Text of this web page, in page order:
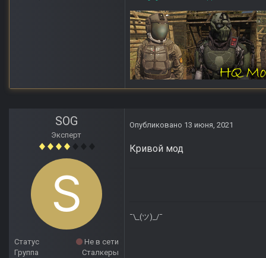
SOG
Эксперт
Статус
Не в сети
Группа
Сталкеры
Опубликовано 13 июня, 2021
Кривой мод
¯\_(ツ)_/¯